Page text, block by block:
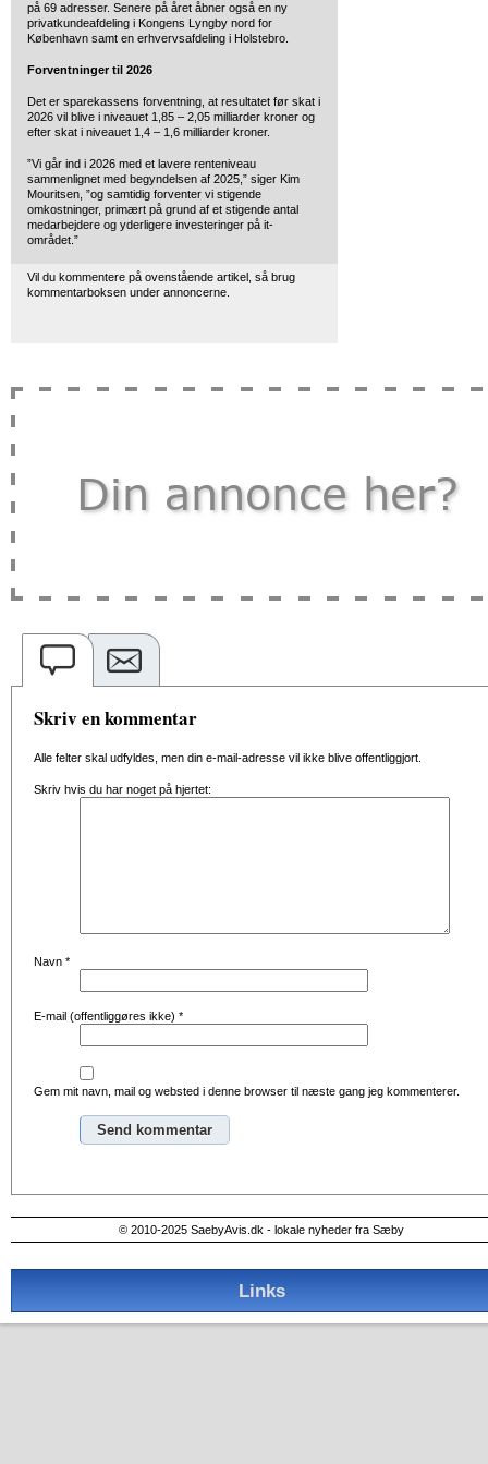
på 69 adresser. Senere på året åbner også en ny
privatkundeafdeling i Kongens Lyngby nord for
København samt en erhvervsafdeling i Holstebro.
Forventninger til 2026
Det er sparekassens forventning, at resultatet før skat i
2026 vil blive i niveauet 1,85 – 2,05 milliarder kroner og
efter skat i niveauet 1,4 – 1,6 milliarder kroner.
”Vi går ind i 2026 med et lavere renteniveau
sammenlignet med begyndelsen af 2025,” siger Kim
Mouritsen, ”og samtidig forventer vi stigende
omkostninger, primært på grund af et stigende antal
medarbejdere og yderligere investeringer på it-
området.”
Vil du kommentere på ovenstående artikel, så brug
kommentarboksen under annoncerne.
Skriv en kommentar
Alle felter skal udfyldes, men din e-mail-adresse vil ikke blive offentliggjort.
Skriv hvis du har noget på hjertet:
Navn *
E-mail (offentliggøres ikke) *
Gem mit navn, mail og websted i denne browser til næste gang jeg kommenterer.
© 2010-2025 SaebyAvis.dk - lokale nyheder fra Sæby
Links